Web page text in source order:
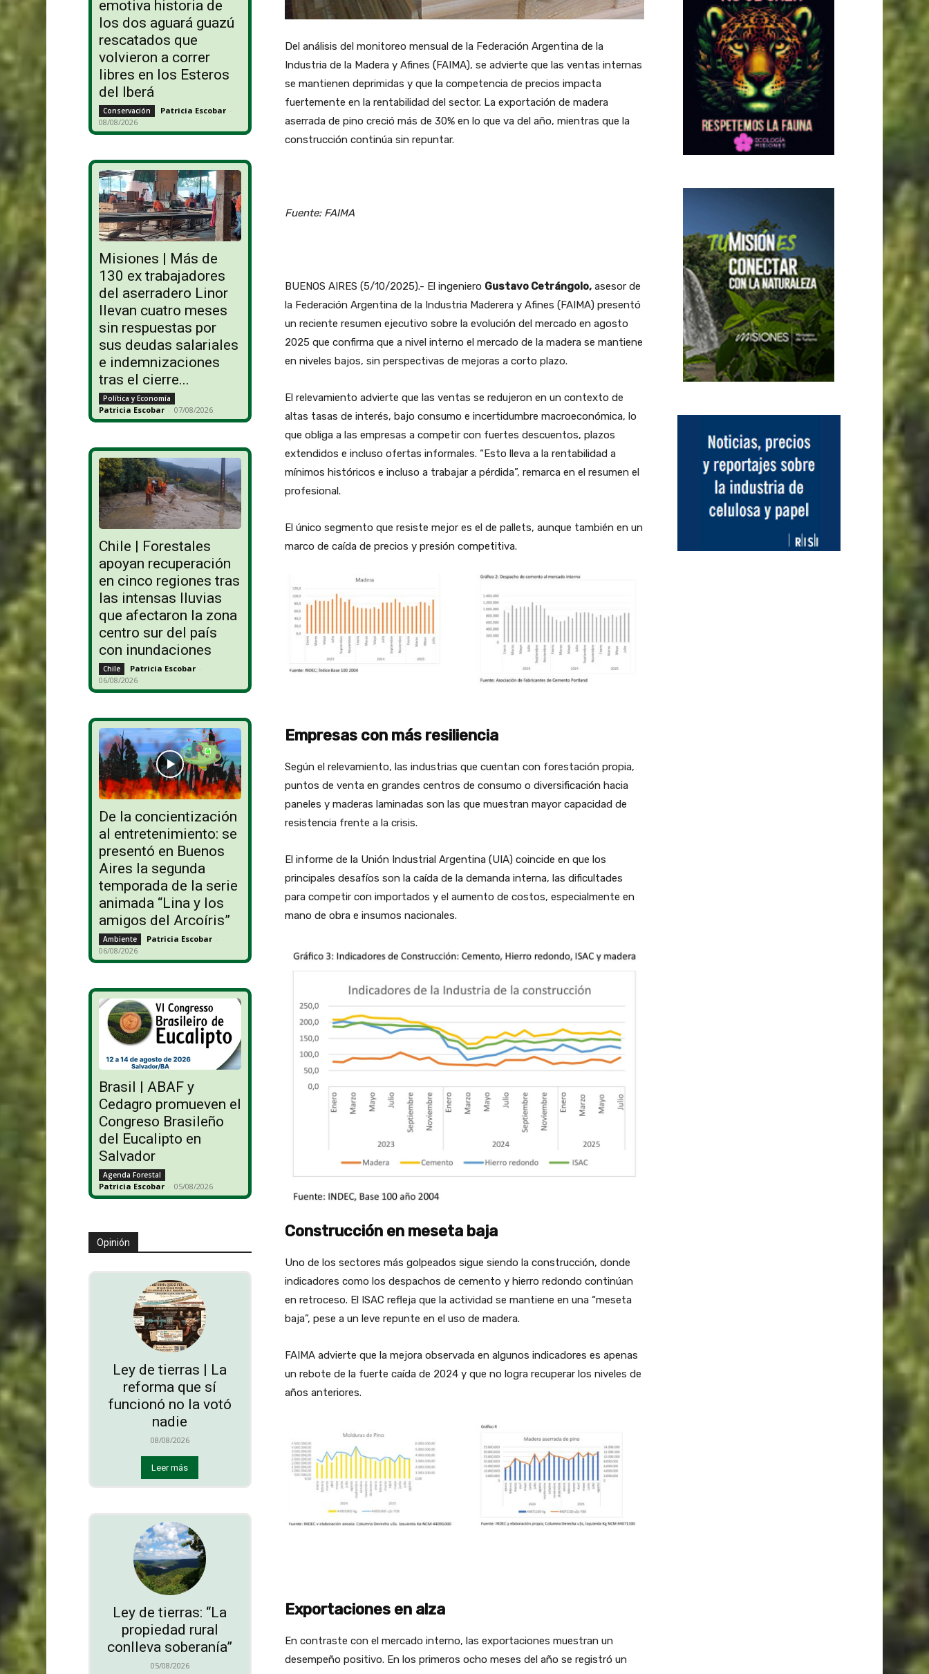
emotiva historia de
los dos aguará guazú
rescatados que
volvieron a correr
libres en los Esteros
del Iberá
Conservación Patricia Escobar -
08/08/2026
Misiones | Más de
130 ex trabajadores
del aserradero Linor
llevan cuatro meses
sin respuestas por
sus deudas salariales
e indemnizaciones
tras el cierre...
Política y Economía
Patricia Escobar - 07/08/2026
Chile | Forestales
apoyan recuperación
en cinco regiones tras
las intensas lluvias
que afectaron la zona
centro sur del país
con inundaciones
Chile Patricia Escobar -
06/08/2026
De la concientización
al entretenimiento: se
presentó en Buenos
Aires la segunda
temporada de la serie
animada “Lina y los
amigos del Arcoíris”
Ambiente Patricia Escobar -
06/08/2026
Brasil | ABAF y
Cedagro promueven el
Congreso Brasileño
del Eucalipto en
Salvador
Agenda Forestal
Patricia Escobar - 05/08/2026
Opinión
Ley de tierras | La
reforma que sí
funcionó no la votó
nadie
08/08/2026
Leer más
Ley de tierras: “La
propiedad rural
conlleva soberanía”
05/08/2026
Del análisis del monitoreo mensual de la Federación Argentina de la
Industria de la Madera y Afines (FAIMA), se advierte que las ventas internas
se mantienen deprimidas y que la competencia de precios impacta
fuertemente en la rentabilidad del sector. La exportación de madera
aserrada de pino creció más de 30% en lo que va del año, mientras que la
construcción continúa sin repuntar.
Fuente: FAIMA
BUENOS AIRES (5/10/2025).- El ingeniero Gustavo Cetrángolo,asesor de
la Federación Argentina de la Industria Maderera y Afines (FAIMA) presentó
un reciente resumen ejecutivo sobre la evolución del mercado en agosto
2025 que confirma que a nivel interno el mercado de la madera se mantiene
en niveles bajos, sin perspectivas de mejoras a corto plazo.
El relevamiento advierte que las ventas se redujeron en un contexto de
altas tasas de interés, bajo consumo e incertidumbre macroeconómica, lo
que obliga a las empresas a competir con fuertes descuentos, plazos
extendidos e incluso ofertas informales. “Esto lleva a la rentabilidad a
mínimos históricos e incluso a trabajar a pérdida”, remarca en el resumen el
profesional.
El único segmento que resiste mejor es el de pallets, aunque también en un
marco de caída de precios y presión competitiva.
Empresas con más resiliencia
Según el relevamiento, las industrias que cuentan con forestación propia,
puntos de venta en grandes centros de consumo o diversificación hacia
paneles y maderas laminadas son las que muestran mayor capacidad de
resistencia frente a la crisis.
El informe de la Unión Industrial Argentina (UIA) coincide en que los
principales desafíos son la caída de la demanda interna, las dificultades
para competir con importados y el aumento de costos, especialmente en
mano de obra e insumos nacionales.
Construcción en meseta baja
Uno de los sectores más golpeados sigue siendo la construcción, donde
indicadores como los despachos de cemento y hierro redondo continúan
en retroceso. El ISAC refleja que la actividad se mantiene en una “meseta
baja”, pese a un leve repunte en el uso de madera.
FAIMA advierte que la mejora observada en algunos indicadores es apenas
un rebote de la fuerte caída de 2024 y que no logra recuperar los niveles de
años anteriores.
Exportaciones en alza
En contraste con el mercado interno, las exportaciones muestran un
desempeño positivo. En los primeros ocho meses del año se registró un